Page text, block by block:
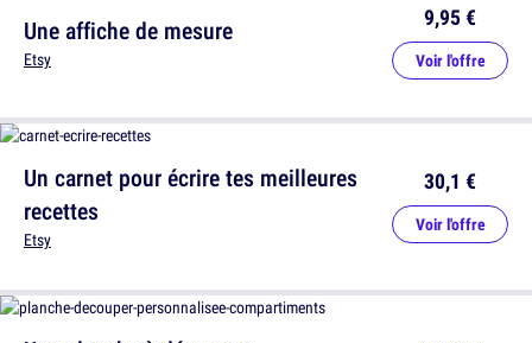
Un carnet pour écrire tes meilleures
recettes
Etsy
30,1 €
Voir l'offre
Une affiche de mesure
Etsy
9,95 €
Voir l'offre